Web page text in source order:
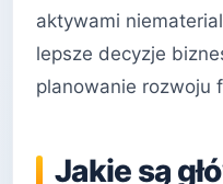
aktywami
lepsze decyzje
planowanie rozwoju
Jakie są